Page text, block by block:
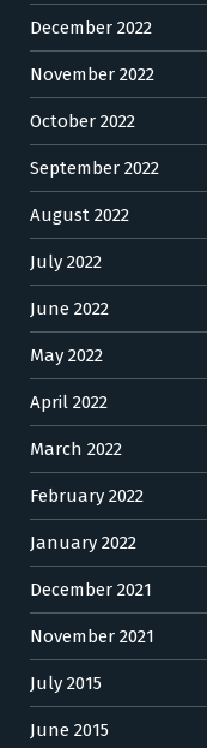
December 2022
November 2022
October 2022
September 2022
August 2022
July 2022
June 2022
May 2022
April 2022
March 2022
February 2022
January 2022
December 2021
November 2021
July 2015
June 2015